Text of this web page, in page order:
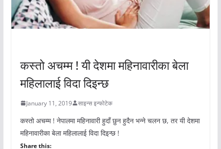
कस्तो अचम्म ! यी देशमा महिनावारीका बेला
महिलालाई विदा दिइन्छ
January 11, 2019 साइन्स इन्फोटेक
कस्तो अचम्म ! नेपालमा महिनावारी हुदाँ छुन हुदैन भन्ने चलन छ, तर यी देशमा
महिनावारीका बेला महिलालाई विदा दिइन्छ !
Share this: